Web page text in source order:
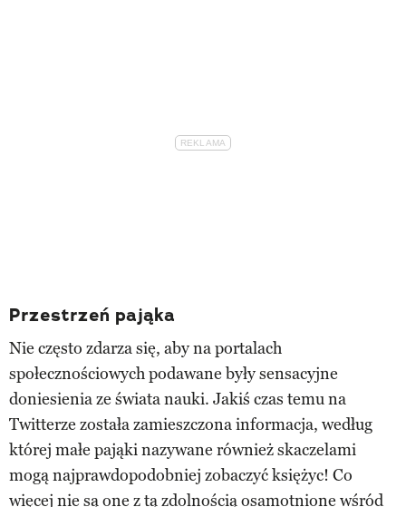
Przestrzeń pająka
Nie często zdarza się, aby na portalach
społecznościowych podawane były sensacyjne
doniesienia ze świata nauki. Jakiś czas temu na
Twitterze została zamieszczona informacja, według
której małe pająki nazywane również skaczelami
mogą najprawdopodobniej zobaczyć księżyc! Co
więcej nie są one z tą zdolnością osamotnione wśród